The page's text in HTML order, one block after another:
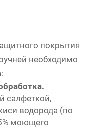
покрытия
необходимо
салфеткой,
водорода (по
моющего